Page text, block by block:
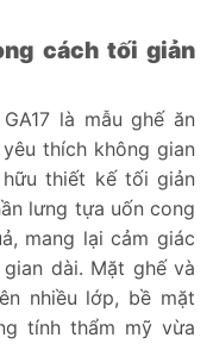
cách tối giản
là mẫu ghế ăn
thích không gian
thiết kế tối giản
lưng tựa uốn cong
mang lại cảm giác
dài. Mặt ghế và
nhiều lớp, bề mặt
tính thẩm mỹ vừa